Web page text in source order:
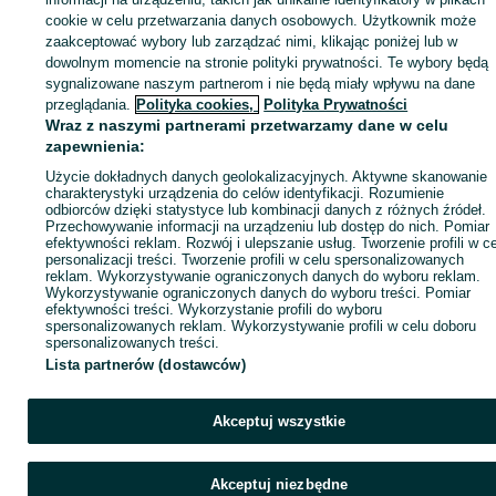
KATEGORIA
ID:1061457646 Wyświetlenia:
Zadzwoń / SMS
cookie w celu przetwarzania danych osobowych. Użytkownik może
zaakceptować wybory lub zarządzać nimi, klikając poniżej lub w
dowolnym momencie na stronie polityki prywatności. Te wybory będą
sygnalizowane naszym partnerom i nie będą miały wpływu na dane
przeglądania. Polityka cookies, Polityka Prywatności
Wraz z naszymi partnerami przetwarzamy dane w celu
zapewnienia:
Użycie dokładnych danych geolokalizacyjnych. Aktywne skanowanie
charakterystyki urządzenia do celów identyfikacji. Rozumienie
odbiorców dzięki statystyce lub kombinacji danych z różnych źródeł.
Przechowywanie informacji na urządzeniu lub dostęp do nich. Pomiar
efektywności reklam. Rozwój i ulepszanie usług. Tworzenie profili w
personalizacji treści. Tworzenie profili w celu spersonalizowanych
reklam. Wykorzystywanie ograniczonych danych do wyboru reklam.
Wykorzystywanie ograniczonych danych do wyboru treści. Pomiar
efektywności treści. Wykorzystanie profili do wyboru
spersonalizowanych reklam. Wykorzystywanie profili w celu doboru
spersonalizowanych treści.
Lista partnerów (dostawców)
Akceptuj wszystkie
Akceptuj niezbędne